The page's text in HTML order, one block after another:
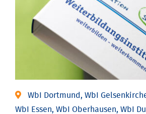
WbI Dortmund, WbI
WbI Essen, WbI Oberhausen, WbI